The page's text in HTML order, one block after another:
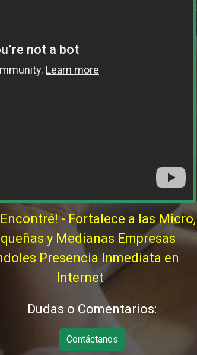
- Fortalece a las Micro,
y Medianas Empresas
Presencia Inmediata en
Internet
Dudas o Comentarios:
Contáctanos